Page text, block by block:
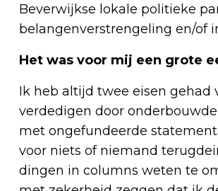
Beverwijkse lokale politieke
belangenverstrengeling en/of
Het was voor mij een grote
Ik heb altijd twee eisen gehad
verdedigen door
met ongefundeerde
voor niets of niemand
dingen in columns weten te